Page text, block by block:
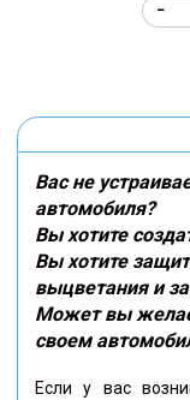
Вас не
автомобиля?
Вы хотите
Вы хотите
выцветания и
Может вы
своем
Если у вас